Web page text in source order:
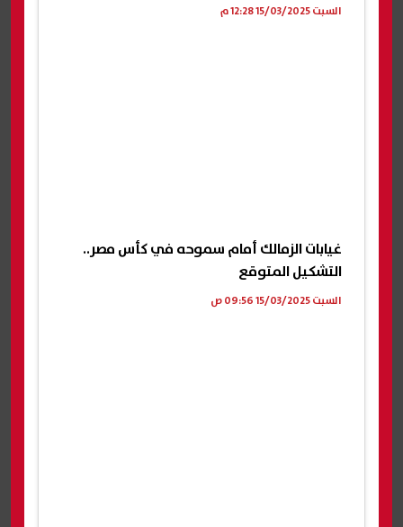
السبت 15/03/2025 12:28 م
غيابات الزمالك أمام سموحه في كأس مصر..
التشكيل المتوقع
السبت 15/03/2025 09:56 ص